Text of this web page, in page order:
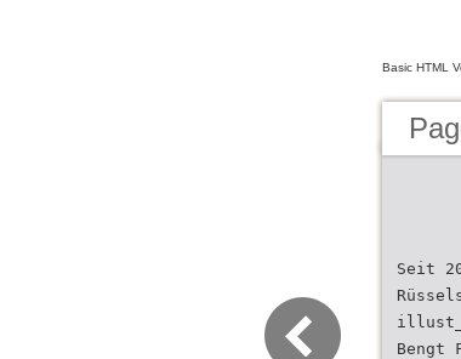
Basic HTML
Seit
Bengt